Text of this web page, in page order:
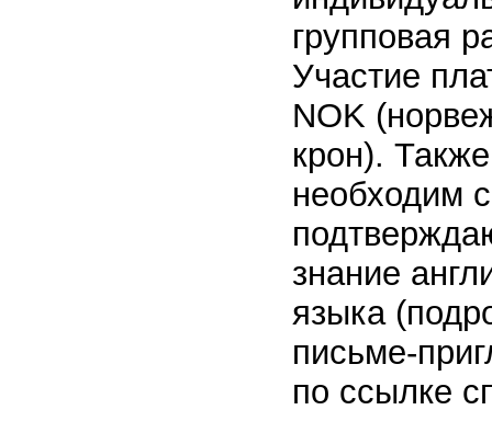
групповая
Участие
NOK
крон). Также
необходим
знание
языка
письме-
по ссылке